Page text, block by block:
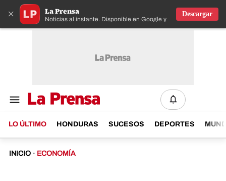
× La Prensa
Noticias al instante. Disponible en Google y IOS
Descargar
LO ÚLTIMO HONDURAS SUCESOS DEPORTES
INICIO · ECONOMÍA